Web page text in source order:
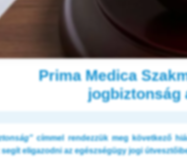
Prima Medica
jogbiztonság
címmel rendezzük meg következő
eligazodni az egészségügy jogi